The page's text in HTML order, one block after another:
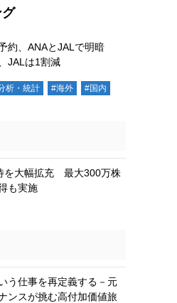
約、ANAとJALで明暗
JALは1割減
析・統計 #海外
#国内
を大幅拡充 最大300万株
も実施
う仕事を再定義する－元
ンスが挑む高付加価値旅